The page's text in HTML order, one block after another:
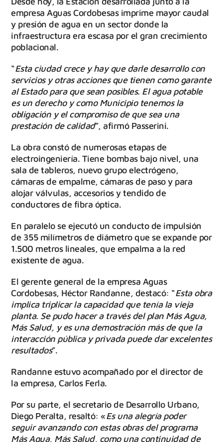
empresa Aguas Cordobesas imprime mayor caudal
y presión de agua en un sector donde la
infraestructura era escasa por el gran crecimiento
poblacional.
“Esta ciudad crece y hay que darle desarrollo con
servicios y otras acciones que tienen como garante
al Estado para que sean posibles. El agua potable
es un derecho y como Municipio tenemos la
obligación y el compromiso de que sea una
prestación de calidad”, afirmó Passerini.
La obra constó de numerosas etapas de
electroingeniería. Tiene bombas bajo nivel, una
sala de tableros, nuevo grupo electrógeno,
cámaras de empalme, cámaras de paso y para
alojar válvulas, accesorios y tendido de
conductores de fibra óptica.
En paralelo se ejecutó un conducto de impulsión
de 355 milímetros de diámetro que se expande por
1.500 metros lineales, que empalma a la red
existente de agua.
El gerente general de la empresa Aguas
Cordobesas, Héctor Randanne, destacó: “Esta obra
implica triplicar la capacidad que tenía la vieja
planta. Se pudo hacer a través del plan Más Agua,
Más Salud, y es una demostración más de que la
interacción pública y privada puede dar excelentes
resultados”.
Randanne estuvo acompañado por el director de
la empresa, Carlos Ferla.
Por su parte, el secretario de Desarrollo Urbano,
Diego Peralta, resaltó: «Es una alegría poder
seguir avanzando con estas obras del programa
Más Agua, Más Salud, como una continuidad de